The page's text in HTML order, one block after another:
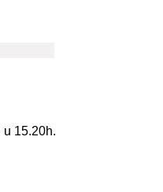
15.20h.